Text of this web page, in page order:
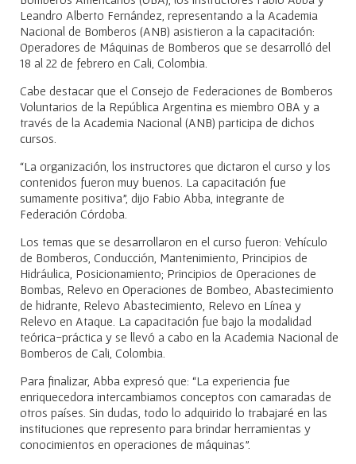
Leandro Alberto Fernández, representando a la Academia
Nacional de Bomberos (ANB) asistieron a la capacitación:
Operadores de Máquinas de Bomberos que se desarrolló del
18 al 22 de febrero en Cali, Colombia.
Cabe destacar que el Consejo de Federaciones de Bomberos
Voluntarios de la República Argentina es miembro OBA y a
través de la Academia Nacional (ANB) participa de dichos
cursos.
“La organización, los instructores que dictaron el curso y los
contenidos fueron muy buenos. La capacitación fue
sumamente positiva”, dijo Fabio Abba, integrante de
Federación Córdoba.
Los temas que se desarrollaron en el curso fueron: Vehículo
de Bomberos, Conducción, Mantenimiento, Principios de
Hidráulica, Posicionamiento; Principios de Operaciones de
Bombas, Relevo en Operaciones de Bombeo, Abastecimiento
de hidrante, Relevo Abastecimiento, Relevo en Línea y
Relevo en Ataque. La capacitación fue bajo la modalidad
teórica-práctica y se llevó a cabo en la Academia Nacional de
Bomberos de Cali, Colombia.
Para finalizar, Abba expresó que: “La experiencia fue
enriquecedora intercambiamos conceptos con camaradas de
otros países. Sin dudas, todo lo adquirido lo trabajaré en las
instituciones que represento para brindar herramientas y
conocimientos en operaciones de máquinas”.